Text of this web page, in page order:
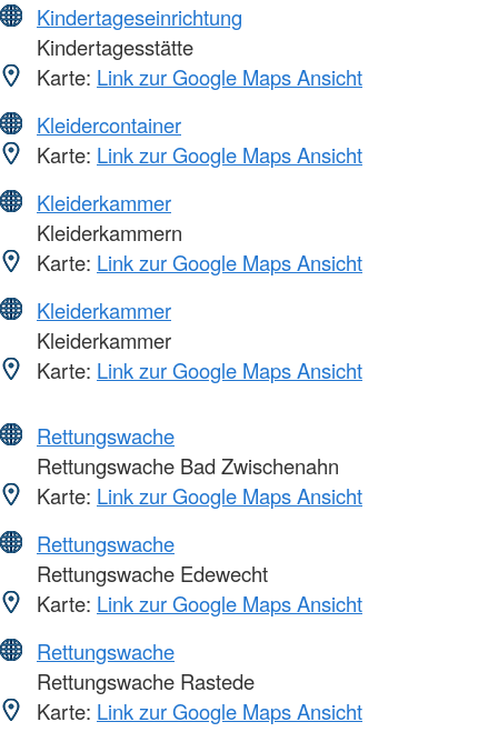
Kindertageseinrichtung
Kindertagesstätte
Karte: Link zur Google Maps Ansicht
Kleidercontainer
Karte: Link zur Google Maps Ansicht
Kleiderkammer
Kleiderkammern
Karte: Link zur Google Maps Ansicht
Kleiderkammer
Kleiderkammer
Karte: Link zur Google Maps Ansicht
Rettungswache
Rettungswache Bad Zwischenahn
Karte: Link zur Google Maps Ansicht
Rettungswache
Rettungswache Edewecht
Karte: Link zur Google Maps Ansicht
Rettungswache
Rettungswache Rastede
Karte: Link zur Google Maps Ansicht